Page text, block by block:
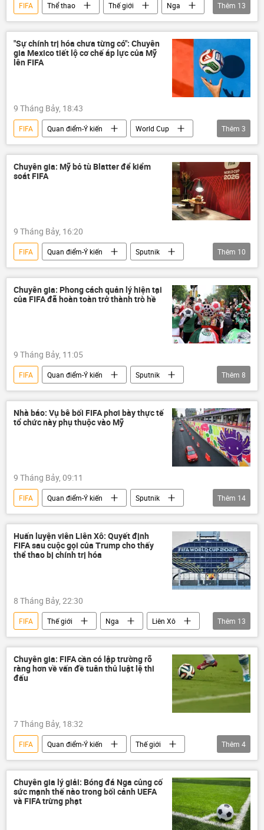
FIFA Thể thao Thế giới
Nga
Hoa Kỳ
phương Tây
Donald Trump
Gianni Infantino
EU
Chính trị
trừng phạt
Ủy ban Olympic Quốc tế
Ủy ban Olympic Nga
Đức Ba Lan
Thêm 13
"Sự chính trị hóa chưa từng có": Chuyên
gia Mexico tiết lộ cơ chế áp lực của Mỹ
lên FIFA
9 Tháng Bảy, 18:43
FIFA Quan điểm-Ý kiến
World Cup
Thế giới
Hoa Kỳ chuyên gia
Thêm 3
Chuyên gia: Mỹ bỏ tù Blatter để kiểm
soát FIFA
9 Tháng Bảy, 16:20
FIFA Quan điểm-Ý kiến
Sputnik
Hoa Kỳ
Thế giới
World Cup
Mexico
Canada
FBI
CIA
Donald Trump
Thêm 10
Chuyên gia: Phong cách quản lý hiện tại
của FIFA đã hoàn toàn trở thành trò hề
9 Tháng Bảy, 11:05
FIFA Quan điểm-Ý kiến
Sputnik
Thế giới
Thể thao
Hoa Kỳ
Diego Maradona
Pelé
World Cup
Mexico
UEFA
Thêm 8
Nhà báo: Vụ bê bối FIFA phơi bày thực tế
tổ chức này phụ thuộc vào Mỹ
9 Tháng Bảy, 09:11
FIFA Quan điểm-Ý kiến
Sputnik
Nga
Thể thao
Thế giới
Hoa Kỳ
NATO
Israel
phương Tây
Châu Âu
doping
World Cup
Thêm 14
Huấn luyện viên Liên Xô: Quyết định
FIFA sau cuộc gọi của Trump cho thấy
thể thao bị chính trị hóa
8 Tháng Bảy, 22:30
FIFA Thế giới Nga
Liên Xô
Thể thao
Hoa Kỳ
World Cup
Châu Âu
Israel
Thế vận hội Olympic
Emmanuel Macron
Sputnik
Thêm 13
Chuyên gia: FIFA cần có lập trường rõ
ràng hơn về vấn đề tuân thủ luật lệ thi
đấu
7 Tháng Bảy, 18:32
FIFA Quan điểm-Ý kiến
Thế giới
chuyên gia
bóng đá
Thể thao
Chính trị
Thêm 4
Chuyên gia lý giải: Bóng đá Nga củng cố
sức mạnh thế nào trong bối cảnh UEFA
và FIFA trừng phạt